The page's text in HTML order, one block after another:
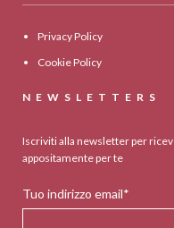
Privacy Policy
Cookie Policy
NEWSLETTERS
Iscriviti alla newsletter per
appositamente per te
Tuo indirizzo email*